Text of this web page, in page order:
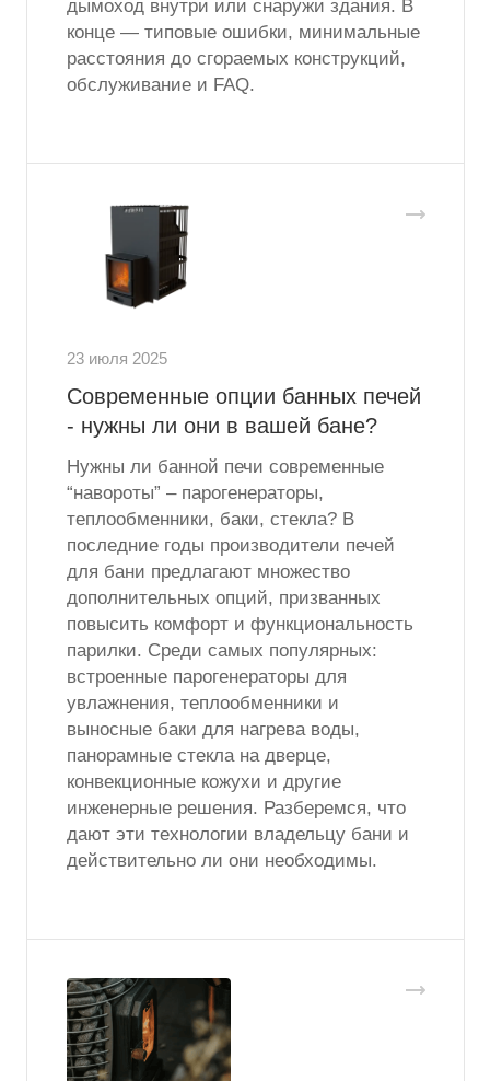
дымоход внутри или снаружи здания. В
конце — типовые ошибки, минимальные
расстояния до сгораемых конструкций,
обслуживание и FAQ.
23 июля 2025
Современные опции банных печей
- нужны ли они в вашей бане?
Нужны ли банной печи современные
“навороты” – парогенераторы,
теплообменники, баки, стекла? В
последние годы производители печей
для бани предлагают множество
дополнительных опций, призванных
повысить комфорт и функциональность
парилки. Среди самых популярных:
встроенные парогенераторы для
увлажнения, теплообменники и
выносные баки для нагрева воды,
панорамные стекла на дверце,
конвекционные кожухи и другие
инженерные решения. Разберемся, что
дают эти технологии владельцу бани и
действительно ли они необходимы.